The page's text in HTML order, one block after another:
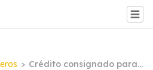
> Crédito consignado para